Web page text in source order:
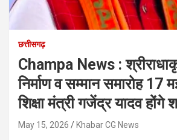
छत्तीसगढ़
Champa News :
निर्माण व सम्मान समारोह
शिक्षा मंत्री गजेंद्र यादव होंगे
May 15, 2026 Khabar CG News